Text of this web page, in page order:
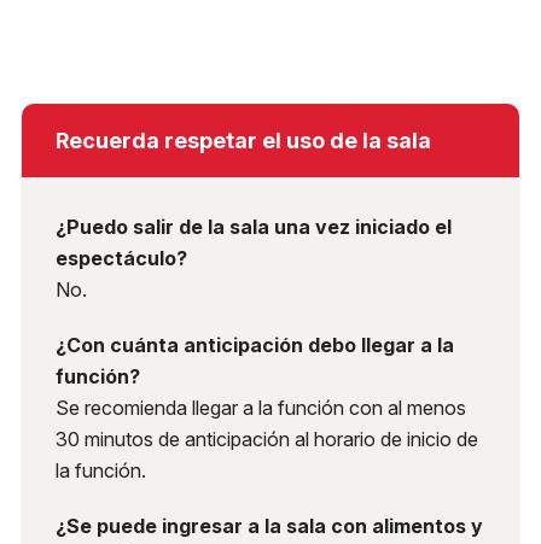
Recuerda respetar el uso de la sala
¿Puedo salir de la sala una vez iniciado el
espectáculo?
No.
¿Con cuánta anticipación debo llegar a la
función?
Se recomienda llegar a la función con al menos
30 minutos de anticipación al horario de inicio de
la función.
¿Se puede ingresar a la sala con alimentos y